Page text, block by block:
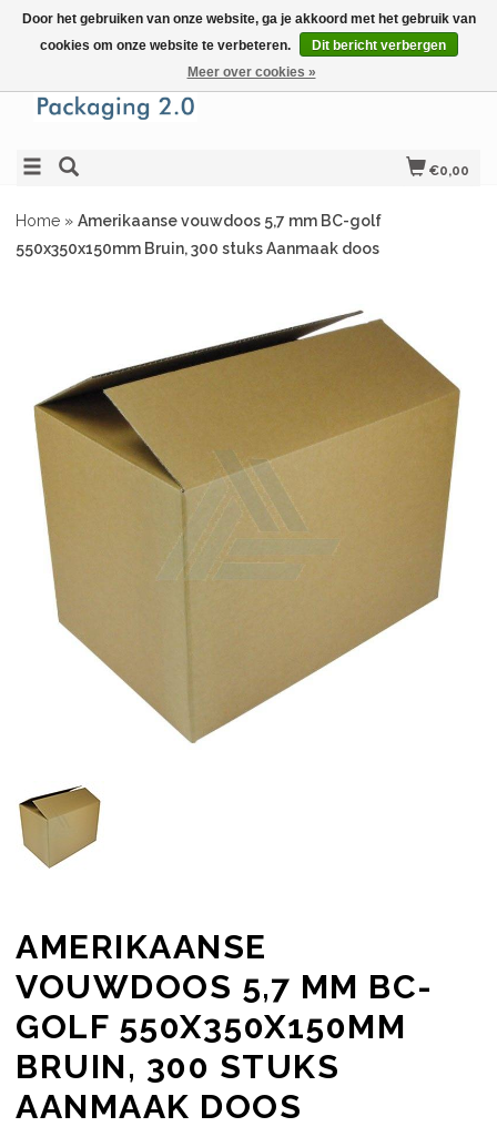
€0,00
Home » Amerikaanse vouwdoos 5,7 mm BC-golf
550x350x150mm Bruin, 300 stuks Aanmaak doos
AMERIKAANSE
VOUWDOOS 5,7 MM BC-
GOLF 550X350X150MM
BRUIN, 300 STUKS
AANMAAK DOOS
Door het gebruiken van onze website, ga je akkoord met het gebruik van
cookies om onze website te verbeteren.
Dit bericht verbergen
Meer over cookies »